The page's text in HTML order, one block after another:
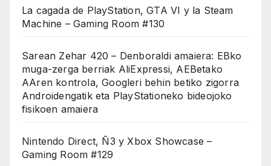
La cagada de PlayStation, GTA VI y la Steam
Machine – Gaming Room #130
Sarean Zehar 420 – Denboraldi amaiera: EBko
muga-zerga berriak AliExpressi, AEBetako
AAren kontrola, Googleri behin betiko zigorra
Androidengatik eta PlayStationeko bideojoko
fisikoen amaiera
Nintendo Direct, Ñ3 y Xbox Showcase –
Gaming Room #129